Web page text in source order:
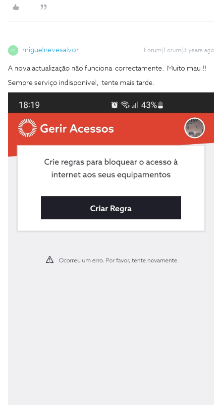
M miguelnevesalvor Forum|Forum|3 years ago
A nova actualização não funciona correctamente. Muito mau !!
Sempre serviço indisponível, tente mais tarde.